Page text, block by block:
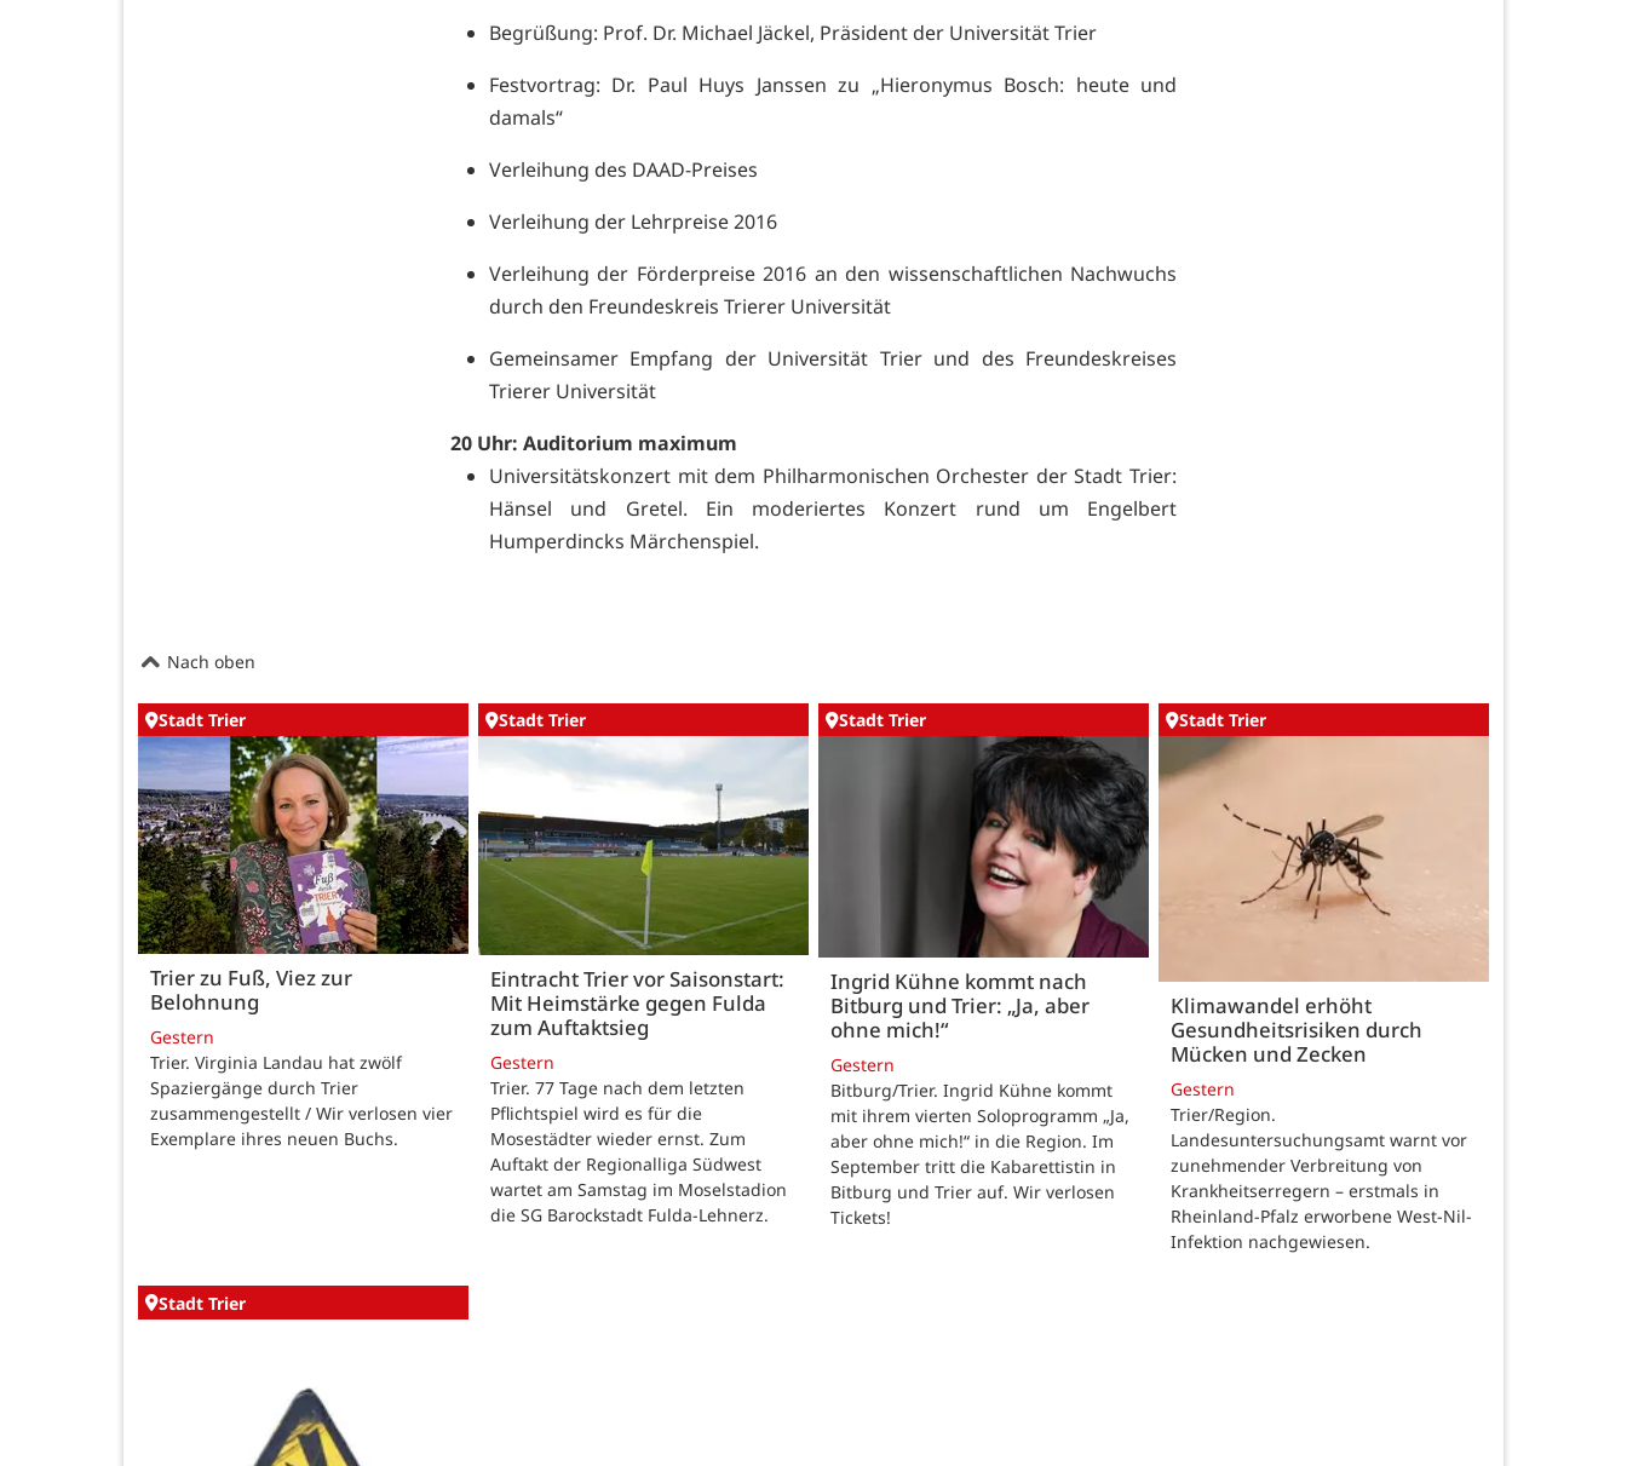
Begrüßung: Prof. Dr. Michael Jäckel, Präsident der Universität Trier
Festvortrag: Dr. Paul Huys Janssen zu „Hieronymus Bosch: heute und
damals“
Verleihung des DAAD-Preises
Verleihung der Lehrpreise 2016
Verleihung der Förderpreise 2016 an den wissenschaftlichen Nachwuchs
durch den Freundeskreis Trierer Universität
Gemeinsamer Empfang der Universität Trier und des Freundeskreises
Trierer Universität
20 Uhr: Auditorium maximum
Universitätskonzert mit dem Philharmonischen Orchester der Stadt Trier:
Hänsel und Gretel. Ein moderiertes Konzert rund um Engelbert
Humperdincks Märchenspiel.
Nach oben
Stadt Trier
Trier zu Fuß, Viez zur
Belohnung
Gestern
Trier. Virginia Landau hat zwölf
Spaziergänge durch Trier
zusammengestellt / Wir verlosen vier
Exemplare ihres neuen Buchs.
Stadt Trier
Eintracht Trier vor Saisonstart:
Mit Heimstärke gegen Fulda
zum Auftaktsieg
Gestern
Trier. 77 Tage nach dem letzten
Pflichtspiel wird es für die
Mosestädter wieder ernst. Zum
Auftakt der Regionalliga Südwest
wartet am Samstag im Moselstadion
die SG Barockstadt Fulda-Lehnerz.
Stadt Trier
Ingrid Kühne kommt nach
Bitburg und Trier: „Ja, aber
ohne mich!“
Gestern
Bitburg/Trier. Ingrid Kühne kommt
mit ihrem vierten Soloprogramm „Ja,
aber ohne mich!“ in die Region. Im
September tritt die Kabarettistin in
Bitburg und Trier auf. Wir verlosen
Tickets!
Stadt Trier
Klimawandel erhöht
Gesundheitsrisiken durch
Mücken und Zecken
Gestern
Trier/Region.
Landesuntersuchungsamt warnt vor
zunehmender Verbreitung von
Krankheitserregern – erstmals in
Rheinland-Pfalz erworbene West-Nil-
Infektion nachgewiesen.
Stadt Trier